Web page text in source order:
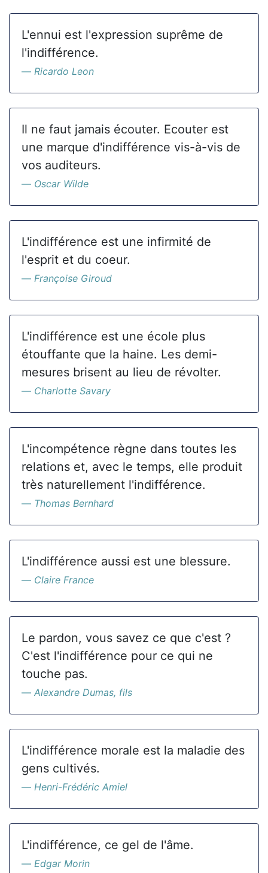
L'ennui est l'expression suprême de
l'indifférence.
Ricardo Leon
Il ne faut jamais écouter. Ecouter est
une marque d'indifférence vis-à-vis de
vos auditeurs.
Oscar Wilde
L'indifférence est une infirmité de
l'esprit et du coeur.
Françoise Giroud
L'indifférence est une école plus
étouffante que la haine. Les demi-
mesures brisent au lieu de révolter.
Charlotte Savary
L'incompétence règne dans toutes les
relations et, avec le temps, elle produit
très naturellement l'indifférence.
Thomas Bernhard
L'indifférence aussi est une blessure.
Claire France
Le pardon, vous savez ce que c'est ?
C'est l'indifférence pour ce qui ne
touche pas.
Alexandre Dumas, fils
L'indifférence morale est la maladie des
gens cultivés.
Henri-Frédéric Amiel
L'indifférence, ce gel de l'âme.
Edgar Morin